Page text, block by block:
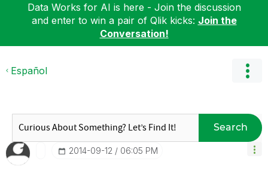
Data Works for AI is here - Join the discussion
and enter to win a pair of Qlik kicks: Join the
Conversation!
Español
Search
‎2014-09-12 06:05 PM